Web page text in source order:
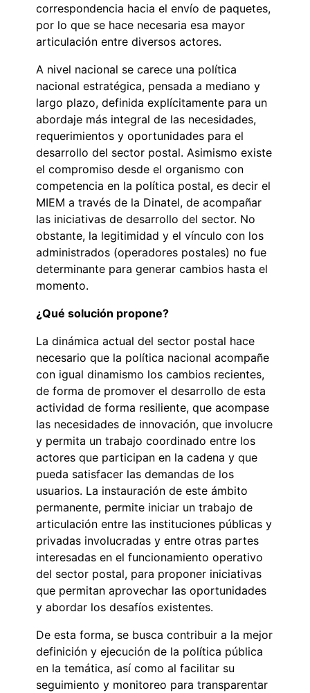
correspondencia hacia el envío de paquetes,
por lo que se hace necesaria esa mayor
articulación entre diversos actores.
A nivel nacional se carece una política
nacional estratégica, pensada a mediano y
largo plazo, definida explícitamente para un
abordaje más integral de las necesidades,
requerimientos y oportunidades para el
desarrollo del sector postal. Asimismo existe
el compromiso desde el organismo con
competencia en la política postal, es decir el
MIEM a través de la Dinatel, de acompañar
las iniciativas de desarrollo del sector. No
obstante, la legitimidad y el vínculo con los
administrados (operadores postales) no fue
determinante para generar cambios hasta el
momento.
¿Qué solución propone?
La dinámica actual del sector postal hace
necesario que la política nacional acompañe
con igual dinamismo los cambios recientes,
de forma de promover el desarrollo de esta
actividad de forma resiliente, que acompase
las necesidades de innovación, que involucre
y permita un trabajo coordinado entre los
actores que participan en la cadena y que
pueda satisfacer las demandas de los
usuarios. La instauración de este ámbito
permanente, permite iniciar un trabajo de
articulación entre las instituciones públicas y
privadas involucradas y entre otras partes
interesadas en el funcionamiento operativo
del sector postal, para proponer iniciativas
que permitan aprovechar las oportunidades
y abordar los desafíos existentes.
De esta forma, se busca contribuir a la mejor
definición y ejecución de la política pública
en la temática, así como al facilitar su
seguimiento y monitoreo para transparentar